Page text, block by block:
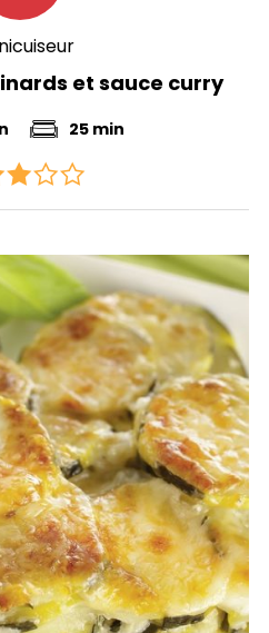
et sauce curry
25 min